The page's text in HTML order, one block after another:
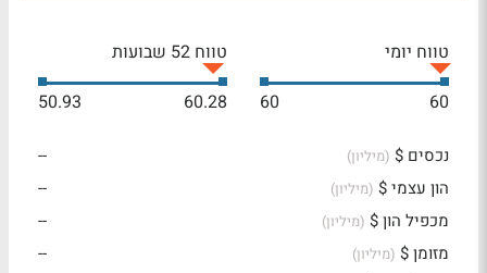
טווח יומי
60
60
טווח 52 שבועות
60.28
50.93
נכסים $ (מיליון)
--
הון עצמי $ (מיליון)
--
מכפיל הון $ (מיליון)
--
מזומן $ (מיליון)
--